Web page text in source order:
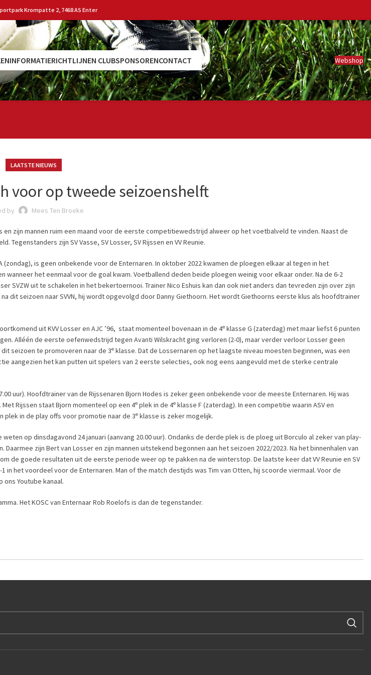
Krompatte 2, 7468 AS Enter
INFORMATIERICHTLIJNEN CLUBSPONSORENCONTACT Webshop
LAATSTE NIEUWS
voor op tweede seizoenshelft
by Mees Ten Broeke
zijn mannen ruim een maand voor de eerste competitiewedstrijd alweer op het voetbalveld te vinden. Naast de
zijn SV Vasse, SV Losser, SV Rijssen en VV Reunie.
(zondag), is geen onbekende voor de Enternaren. In oktober 2022 kwamen de ploegen elkaar al tegen in het
het eenmaal voor de goal kwam. Voetballend deden beide ploegen weinig voor elkaar onder. Na de 6-2
SVZW uit te schakelen in het bekertoernooi. Trainer Nico Eshuis kan dan ook niet anders dan tevreden zijn over zijn
dit seizoen naar SVVN, hij wordt opgevolgd door Danny Giethoorn. Het wordt Giethoorns eerste klus als hoofdtrainer
uit KVV Losser en AJC ’96, staat momenteel bovenaan in de 4e klasse G (zaterdag) met maar liefst 6 punten
Alléén de eerste oefenwedstrijd tegen Avanti Wilskracht ging verloren (2-0), maar verder verloor Losser geen
seizoen te promoveren naar de 3e klasse. Dat de Lossernaren op het laagste niveau moesten beginnen, was een
aangezien het kan putten uit spelers van 2 eerste selecties, ook nog eens aangevuld met de sterke centrale
uur). Hoofdtrainer van de Rijssenaren Bjorn Hodes is zeker geen onbekende voor de meeste Enternaren. Hij was
Rijssen staat Bjorn momenteel op een 4e plek in de 4e klasse F (zaterdag). In een competitie waarin ASV en
in de play offs voor promotie naar de 3e klasse is zeker mogelijk.
weten op dinsdagavond 24 januari (aanvang 20.00 uur). Ondanks de derde plek is de ploeg uit Borculo al zeker van play-
zijn Bert van Losser en zijn mannen uitstekend begonnen aan het seizoen 2022/2023. Na het binnenhalen van
de goede resultaten uit de eerste periode weer op te pakken na de winterstop. De laatste keer dat VV Reunie en SV
het voordeel voor de Enternaren. Man of the match destijds was Tim van Otten, hij scoorde viermaal. Voor de
Youtube kanaal.
Het KOSC van Enternaar Rob Roelofs is dan de tegenstander.